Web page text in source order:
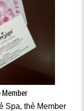
Member
Spa, thẻ Member